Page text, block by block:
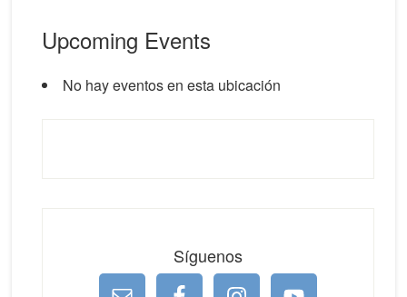
Upcoming Events
No hay eventos en esta ubicación
Síguenos